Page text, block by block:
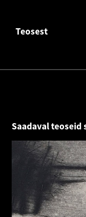
Teosest
Saadaval